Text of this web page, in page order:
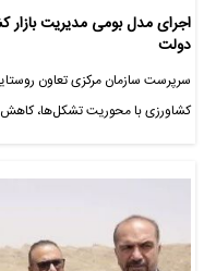
اجرای مدل بومی مدیریت
دولت
سرپرست سازمان مرکزی تعاون
کشاورزی با محوریت تشکل‌ها،